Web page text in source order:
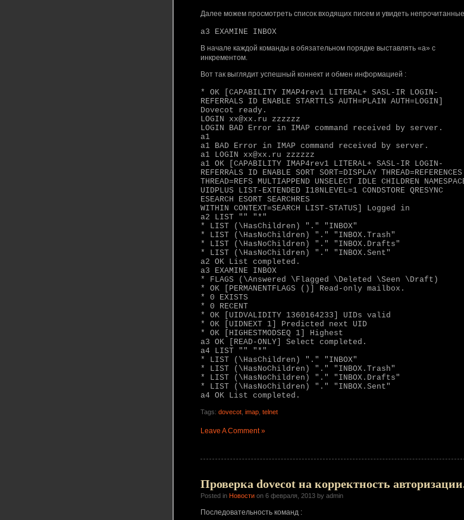
Далее можем просмотреть список входящих писем и увидеть непрочитанные
a3 EXAMINE INBOX
В начале каждой команды в обязательном порядке выставлять «a» с
инкрементом.
Вот так выглядит успешный коннект и обмен информацией :
* OK [CAPABILITY IMAP4rev1 LITERAL+ SASL-IR LOGIN-
REFERRALS ID ENABLE STARTTLS AUTH=PLAIN AUTH=LOGIN]
Dovecot ready.
LOGIN xx@xx.ru zzzzzz
LOGIN BAD Error in IMAP command received by server.
a1
a1 BAD Error in IMAP command received by server.
a1 LOGIN xx@xx.ru zzzzzz
a1 OK [CAPABILITY IMAP4rev1 LITERAL+ SASL-IR LOGIN-
REFERRALS ID ENABLE SORT SORT=DISPLAY THREAD=REFERENCES
THREAD=REFS MULTIAPPEND UNSELECT IDLE CHILDREN
UIDPLUS LIST-EXTENDED I18NLEVEL=1 CONDSTORE QRESYNC
ESEARCH ESORT SEARCHRES
WITHIN CONTEXT=SEARCH LIST-STATUS] Logged in
a2 LIST "" "*"
* LIST (\HasChildren) "." "INBOX"
* LIST (\HasNoChildren) "." "INBOX.Trash"
* LIST (\HasNoChildren) "." "INBOX.Drafts"
* LIST (\HasNoChildren) "." "INBOX.Sent"
a2 OK List completed.
a3 EXAMINE INBOX
* FLAGS (\Answered \Flagged \Deleted \Seen \Draft)
* OK [PERMANENTFLAGS ()] Read-only mailbox.
* 0 EXISTS
* 0 RECENT
* OK [UIDVALIDITY 1360164233] UIDs valid
* OK [UIDNEXT 1] Predicted next UID
* OK [HIGHESTMODSEQ 1] Highest
a3 OK [READ-ONLY] Select completed.
a4 LIST "" "*"
* LIST (\HasChildren) "." "INBOX"
* LIST (\HasNoChildren) "." "INBOX.Trash"
* LIST (\HasNoChildren) "." "INBOX.Drafts"
* LIST (\HasNoChildren) "." "INBOX.Sent"
a4 OK List completed.
Tags: dovecot imap telnet
Leave A Comment »
Проверка dovecot на корректность
Posted in Новости on 6 февраля, 2013 by admin
Последовательность команд :